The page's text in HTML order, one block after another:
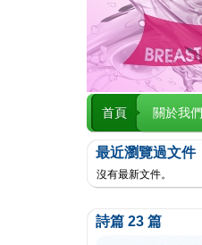
首頁 關於我們
最近瀏覽過文件
沒有最新文件。
詩篇 23 篇